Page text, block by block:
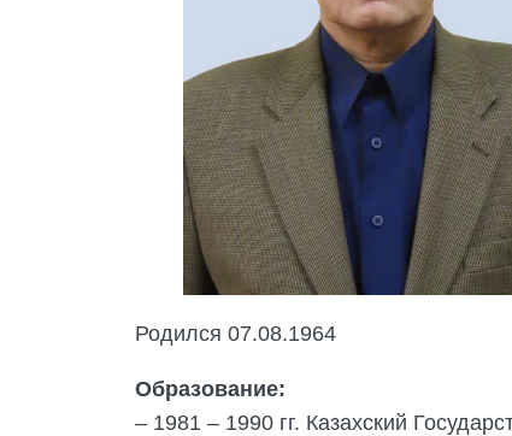
Родился 07.08.1964
Образование:
– 1981 – 1990 гг. Казахский